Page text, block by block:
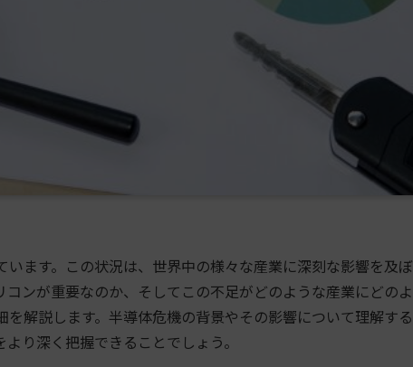
ます。この状況は、世界中の様々な産業に深刻な影響を及ぼ
ンが重要なのか、そしてこの不足がどのような産業にどのよ
解説します。半導体危機の背景やその影響について理解する
り深く把握できることでしょう。